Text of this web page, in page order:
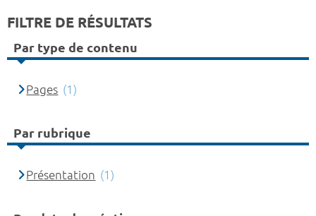
FILTRE DE RÉSULTATS
Par type de contenu
Pages (1)
Par rubrique
Présentation (1)